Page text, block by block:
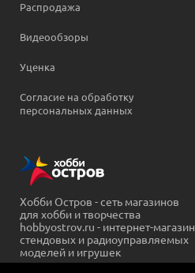
Распродажа
Видеообзоры
Уценка
Согласие на обработку
персональных данных
Хобби Остров - сеть магазинов
для хобби и творчества
hobbyostrov.ru - интернет-магазин
стендовых и радиоуправляемых
моделей и игрушек